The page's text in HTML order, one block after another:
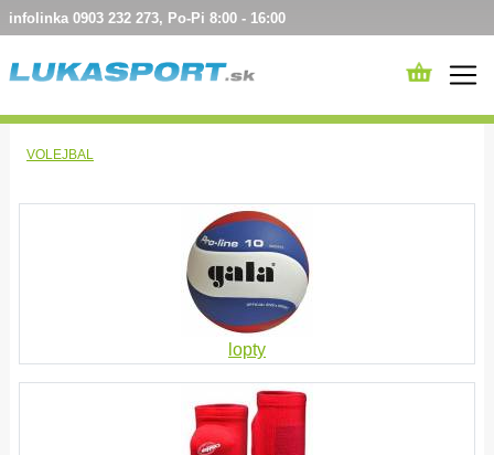
infolinka 0903 232 273, Po-Pi 8:00 - 16:00
VOLEJBAL
lopty